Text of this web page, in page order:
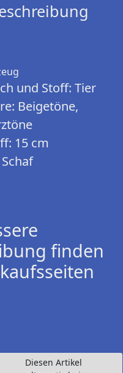
und Stoff: Tier
Beigetöne,
15 cm
Schaf
finden
Diesen Artikel